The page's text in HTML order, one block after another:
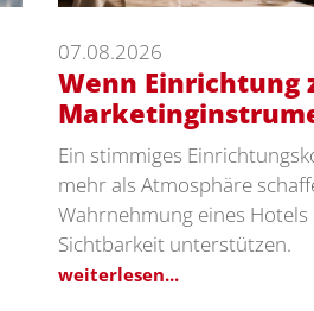
07.08.2026
Wenn Einrichtung
Ein stimmiges
mehr als Atmosphäre
Wahrnehmung eines
Sichtbarkeit unterstützen.
weiterlesen...